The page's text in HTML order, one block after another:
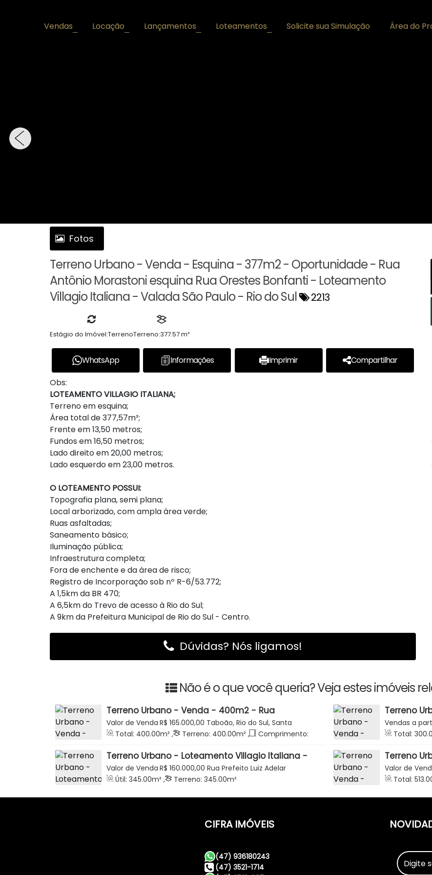
Área do
Solicite sua Simulação
Loteamentos
Lançamentos
Locação
Vendas
‹
Fotos
Terreno Urbano - Venda - Esquina - 377m2 - Oportunidade - Rua
Antônio Morastoni esquina Rua Orestes Bonfanti - Loteamento
Villagio Italiana - Valada São Paulo - Rio do Sul
2213
Estágio do Imóvel:TerrenoTerreno:377.57 m²
WhatsApp Informações Imprimir
Compartilhar
Obs:
LOTEAMENTO VILLAGIO ITALIANA;
Terreno em esquina;
Área total de 377,57m²;
Frente em 13,50 metros;
Fundos em 16,50 metros;
Lado direito em 20,00 metros;
Lado esquerdo em 23,00 metros.
O LOTEAMENTO POSSUI:
Topografia plana, semi plana;
Local arborizado, com ampla área verde;
Ruas asfaltadas;
Saneamento básico;
Iluminação pública;
Infraestrutura completa;
Fora de enchente e da área de risco;
Registro de Incorporação sob nº R-6/53.772;
A 1,5km da BR 470;
A 6,5km do Trevo de acesso à Rio do Sul;
A 9km da Prefeitura Municipal de Rio do Sul - Centro.
Dúvidas? Nós ligamos!
Não é o que você queria? Veja estes imóveis
Terreno Urbano - Venda - 400m2 - Rua
Geremias Medeiros - Taboão - Rio do Sul
R$ 165.000,00
Valor de Venda
Taboão, Rio do Sul, Santa
Catarina, Brasil
Total: 400.00m² , Terreno: 400.00m² ,
Comprimento:
25.00m , Fundos: 16.00m , Frente: 16.00m
Terreno
João
Rio do Sul
Vendas a
Catarina,
Total: 300
Terreno Urbano - Loteamento Villagio Italiana -
Valada São Paulo - Rio do Sul
R$ 160.000,00
Valor de Venda
Rua Prefeito Luiz Adelar
Soldatelli, 89162-220, Valada São Paulo, Rio do Sul, Santa
Útil: 345.00m² , Terreno: 345.00m²
Terreno
-
Valor de
Catarina,
Total: 513
CIFRA IMÓVEIS
(47) 936180243
(47) 3521-1714